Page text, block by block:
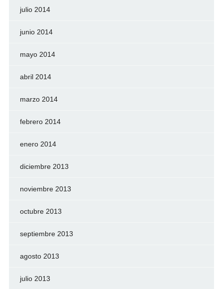
julio 2014
junio 2014
mayo 2014
abril 2014
marzo 2014
febrero 2014
enero 2014
diciembre 2013
noviembre 2013
octubre 2013
septiembre 2013
agosto 2013
julio 2013